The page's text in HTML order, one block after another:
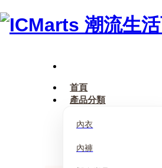
首頁
產品分類
內衣
內褲